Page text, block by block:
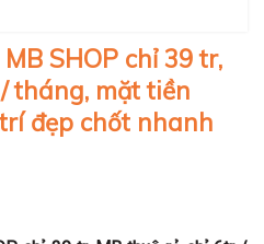
SHOP chỉ 39 tr,
tháng, mặt tiền
đẹp chốt nhanh